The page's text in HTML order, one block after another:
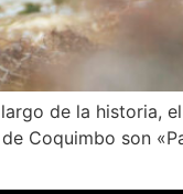
de la historia,
Coquimbo son